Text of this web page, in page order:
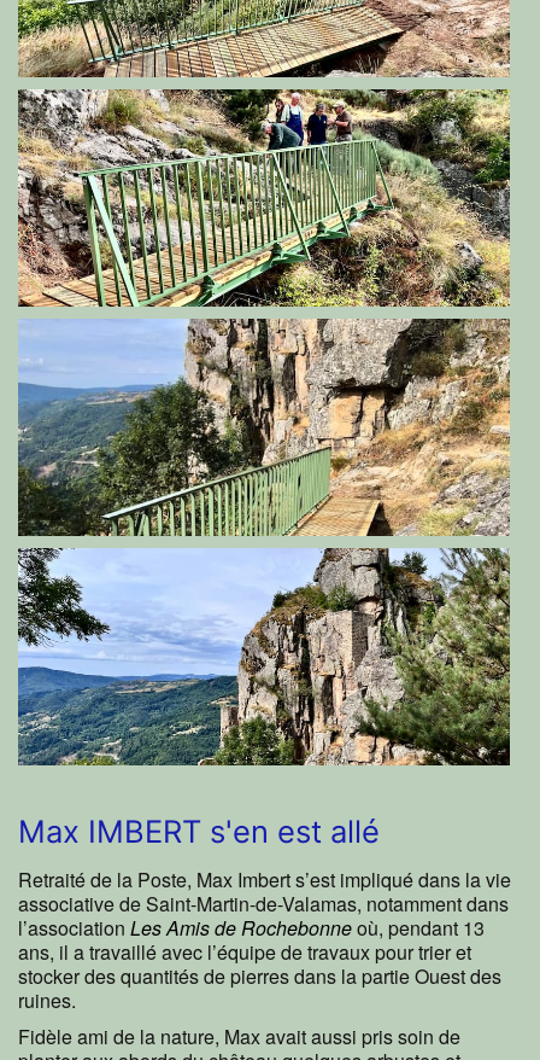
Max IMBERT s'en est allé
Retraité de la Poste, Max Imbert s’est impliqué dans la vie
associative de Saint-Martin-de-Valamas, notamment dans
l’association Les Amis de Rochebonneoù, pendant 13
ans, il a travaillé avec l’équipe de travaux pour trier et
stocker des quantités de pierres dans la partie Ouest des
ruines.
Fidèle ami de la nature, Max avait aussi pris soin de